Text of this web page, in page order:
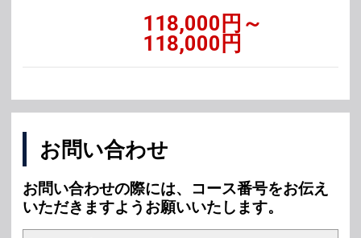
118,000円～
118,000円
お問い合わせ
お問い合わせの際には、コース番号をお伝え
いただきますようお願いいたします。